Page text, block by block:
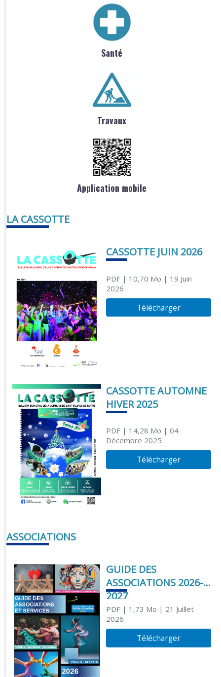
Santé
Travaux
Application mobile
LA CASSOTTE
CASSOTTE JUIN 2026
PDF| 10,70 Mo | 19 Juin
2026
Télécharger
CASSOTTE AUTOMNE
HIVER 2025
PDF| 14,28 Mo | 04
Décembre 2025
Télécharger
ASSOCIATIONS
GUIDE DES
ASSOCIATIONS 2026-
2027
PDF| 1,73 Mo | 21 Juillet
2026
Télécharger